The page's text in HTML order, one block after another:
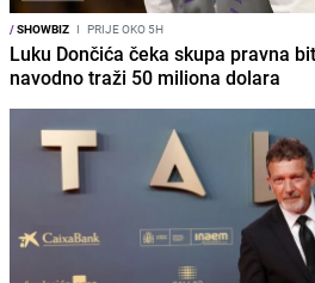
/SHOWBIZ I PRIJE OKO 5H
Luku Dončića čeka skupa pravna
navodno traži 50 miliona dolara